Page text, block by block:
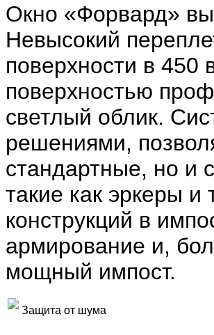
Окно «Форвард»
Невысокий
поверхности в 450
поверхностью
светлый облик.
решениями,
стандартные, но и
такие как эркеры и
конструкций в
армирование и,
мощный импост.
Защита от шума